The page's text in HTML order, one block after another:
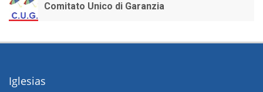
Comitato Unico di Garanzia
Iglesias